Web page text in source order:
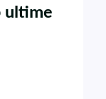
ultime